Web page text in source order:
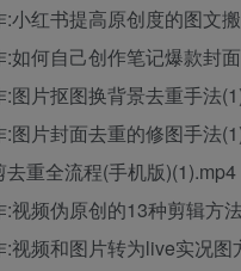
:小红书提高原创度的图文
:如何自己创作笔记爆款封
:图片抠图换背景去重手法
:图片封面去重的修图手法
去重全流程(手机版)(1).mp4
:视频伪原创的13种剪辑方
:视频和图片转为live实况图